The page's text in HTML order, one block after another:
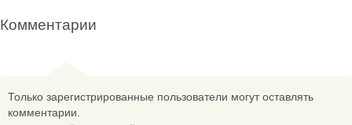
Комментарии
Только зарегистрированные пользователи могут оставлять
комментарии.